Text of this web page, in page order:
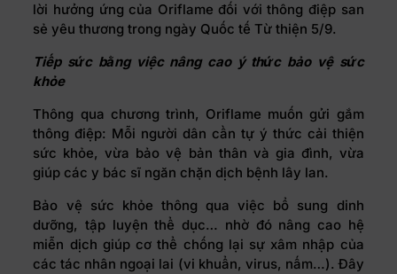
lời hưởng ứng của Oriflame đối với thông điệp san
sẻ yêu thương trong ngày Quốc tế Từ thiện 5/9.
Tiếp sức bằng việc nâng cao ý thức bảo vệ sức
khỏe
Thông qua chương trình, Oriflame muốn gửi gắm
thông điệp: Mỗi người dân cần tự ý thức cải thiện
sức khỏe, vừa bảo vệ bản thân và gia đình, vừa
giúp các y bác sĩ ngăn chặn dịch bệnh lây lan.
Bảo vệ sức khỏe thông qua việc bổ sung dinh
dưỡng, tập luyện thể dục… nhờ đó nâng cao hệ
miễn dịch giúp cơ thể chống lại sự xâm nhập của
các tác nhân ngoại lai (vi khuẩn, virus, nấm…). Đây